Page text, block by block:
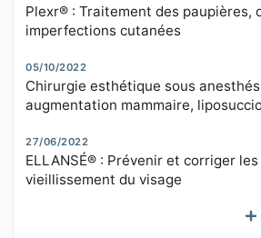
Plexr® : Traitement des paupières,
imperfections cutanées
05/10/2022
Chirurgie esthétique sous
augmentation mammaire,
27/06/2022
ELLANSÉ® : Prévenir et corriger
vieillissement du visage